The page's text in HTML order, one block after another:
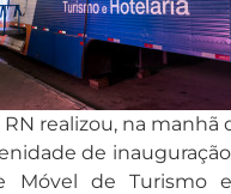
realizou, na manhã
de
Móvel de Turismo